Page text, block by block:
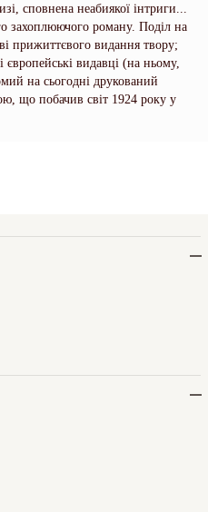
сповнена неабиякої інтриги...
захоплюючого роману. Поділ на
прижиттєвого видання твору;
видавці (на ньому,
на сьогодні друкований
що побачив світ 1924 року у